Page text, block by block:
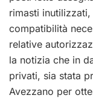
rimasti
compatibilità
relative
la notizia che in
privati, sia stata
Avezzano per